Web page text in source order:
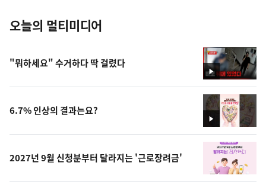
오늘의 멀티미디어
영
상
"뭐하세요" 수거하다 딱 걸렸다
영
상
6.7% 인상의 결과는요?
2027년 9월 신청분부터 달라지는 '근로장려금'